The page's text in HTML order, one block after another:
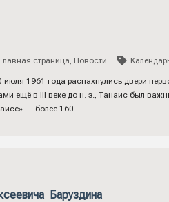
Главная страница, Новости
1961 года распахнулись двери
ещё в III веке до н. э., Танаис был
— более 160…
Баруздина